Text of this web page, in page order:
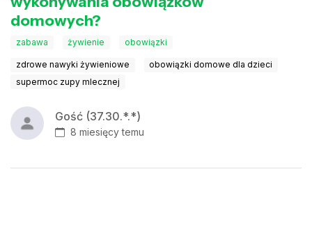
domowych?
zabawa żywienie obowiązki
zdrowe nawyki żywieniowe
obowiązki domowe dla dzieci
supermoc zupy mlecznej
Gość (37.30.*.*)
8 miesięcy temu